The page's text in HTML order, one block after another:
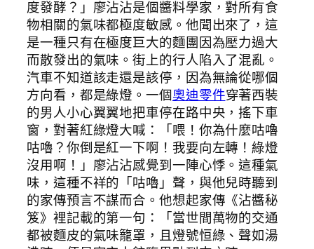
度發酵？」廖沾沾是個醬料學家，對所有食
物相關的氣味都極度敏感。他聞出來了，這
是一種只有在極度巨大的麵團因為壓力過大
而散發出的氣味。街上的行人陷入了混亂。
汽車不知道該走還是該停，因為無論從哪個
方向看，都是綠燈。一個奧迪零件穿著西裝
的男人小心翼翼地把車停在路中央，搖下車
窗，對著紅綠燈大喊：「喂！你為什麼咕嚕
咕嚕？你倒是紅一下啊！我要向左轉！綠燈
沒用啊！」廖沾沾感覺到一陣心悸。這種氣
味，這種不祥的「咕嚕」聲，與他兒時聽到
的家傳預言不謀而合。他想起家傳《沾醬秘
笈》裡記載的第一句：「當世間萬物的交通
都被麵皮的氣味籠罩，且燈號恒綠、聲如湯